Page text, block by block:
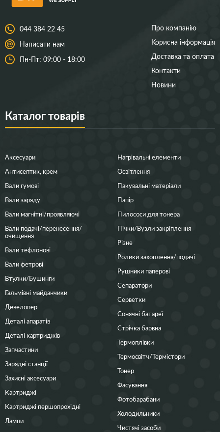
044 384 22 45
Написати нам
Пн-Пт: 09:00 - 18:00
Про компанію
Корисна інформація
Доставка та оплата
Контакти
Новини
Каталог товарів
Аксесуари
Антисептик, крем
Вали гумові
Вали заряду
Вали магнітні/проявляючі
Вали подачі/перенесення/
очищення
Вали тефлонові
Вали фетрові
Втулки/Бушинги
Гальмівні майданчики
Девелопер
Деталі апаратів
Деталі картриджів
Запчастини
Зарядні станції
Захисні аксесуари
Картриджі
Картриджі першопрохідні
Лампи
Нагрівальні елементи
Освітлення
Пакувальні матеріали
Папір
Пилососи для тонера
Пічки/Вузли закріплення
Різне
Ролики захоплення/подачі
Рушники паперові
Сепаратори
Серветки
Сонячні батареї
Стрічка барвна
Термоплівки
Термосвітч/Термістори
Тонер
Фасування
Фотобарабани
Холодильники
Чистячі засоби